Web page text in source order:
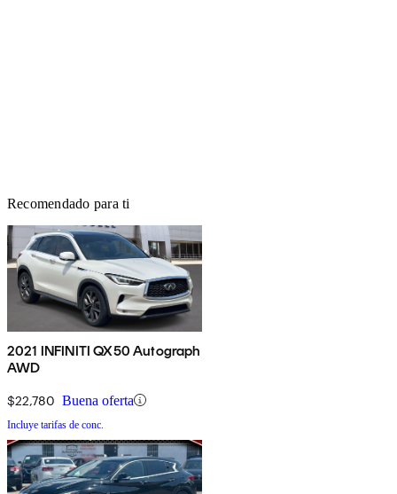
Recomendado para ti
2021 INFINITI QX50 Autograph
AWD
$22,780 Buena oferta
Incluye tarifas de conc.